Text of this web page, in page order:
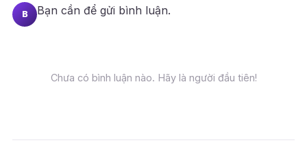
B Bạn cần để gửi bình luận.
Chưa có bình luận nào. Hãy là người đầu tiên!